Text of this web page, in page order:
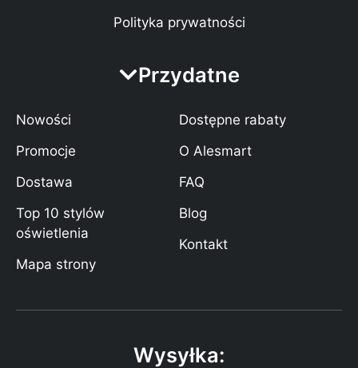
Polityka prywatności
Przydatne
Nowości
Promocje
Dostawa
Top 10 stylów
oświetlenia
Mapa strony
Dostępne rabaty
O Alesmart
FAQ
Blog
Kontakt
Wysyłka: